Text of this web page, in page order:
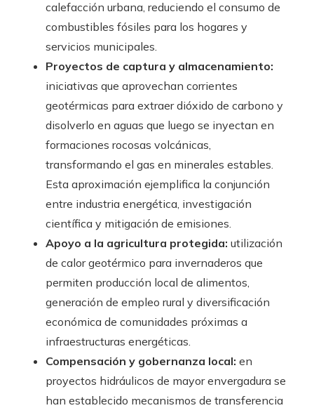
calefacción urbana, reduciendo el consumo de
combustibles fósiles para los hogares y
servicios municipales.
Proyectos de captura y almacenamiento:
iniciativas que aprovechan corrientes
geotérmicas para extraer dióxido de carbono y
disolverlo en aguas que luego se inyectan en
formaciones rocosas volcánicas,
transformando el gas en minerales estables.
Esta aproximación ejemplifica la conjunción
entre industria energética, investigación
científica y mitigación de emisiones.
Apoyo a la agricultura protegida: utilización
de calor geotérmico para invernaderos que
permiten producción local de alimentos,
generación de empleo rural y diversificación
económica de comunidades próximas a
infraestructuras energéticas.
Compensación y gobernanza local: en
proyectos hidráulicos de mayor envergadura se
han establecido mecanismos de transferencia